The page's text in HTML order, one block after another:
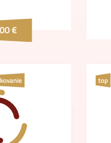
€
top